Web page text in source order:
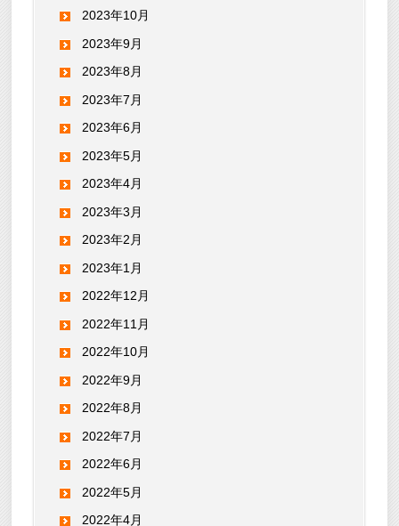
2023年10月
2023年9月
2023年8月
2023年7月
2023年6月
2023年5月
2023年4月
2023年3月
2023年2月
2023年1月
2022年12月
2022年11月
2022年10月
2022年9月
2022年8月
2022年7月
2022年6月
2022年5月
2022年4月